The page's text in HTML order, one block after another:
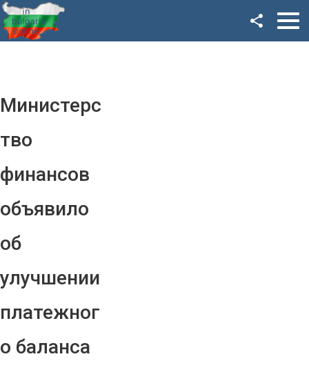
Министерс
тво
финансов
объявило
об
улучшении
платежног
о баланса